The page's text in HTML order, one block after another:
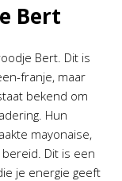
Bert
Bert. Dit is
franje, maar
bekend om
Hun
mayonaise,
Dit is een
je energie geeft